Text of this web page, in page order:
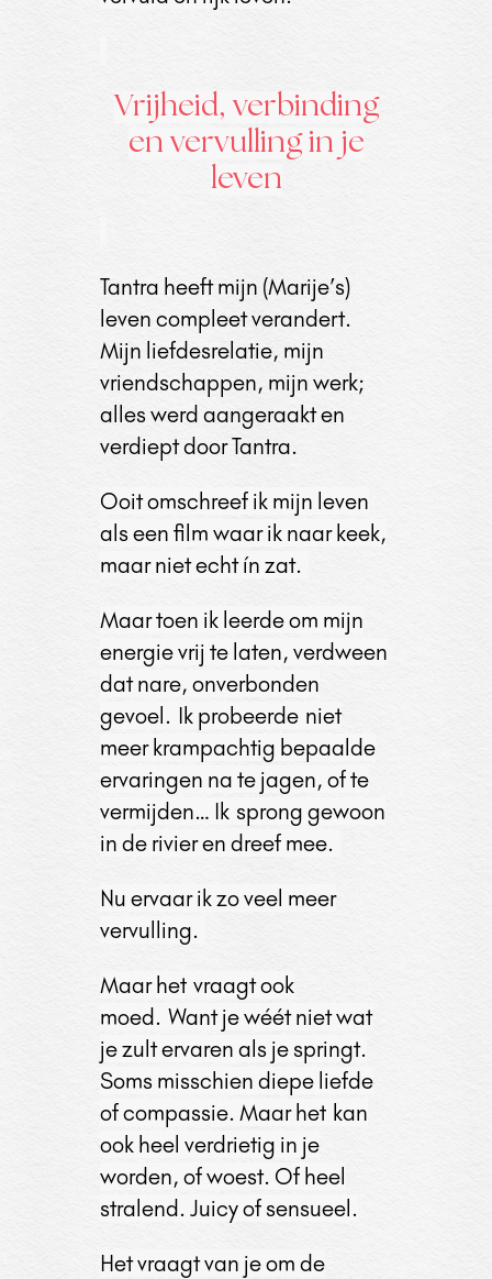
Vrijheid, verbinding
en vervulling in je
leven
Tantra heeft mijn (Marije’s)
leven compleet verandert.
Mijn liefdesrelatie, mijn
vriendschappen, mijn werk;
alles werd aangeraakt en
verdiept door Tantra.
Ooit omschreef ik mijn leven
als een film waar ik naar keek,
maar niet echt ín zat.
Maar toen ik leerde om mijn
energie vrij te laten, verdween
dat nare, onverbonden
gevoel. Ik probeerde niet
meer krampachtig bepaalde
ervaringen na te jagen, of te
vermijden… Ik sprong gewoon
in de rivier en dreef mee.
Nu ervaar ik zo veel meer
vervulling.
Maar het vraagt ook
moed. Want je wéét niet wat
je zult ervaren als je springt.
Soms misschien diepe liefde
of compassie. Maar het kan
ook heel verdrietig in je
worden, of woest. Of heel
stralend. Juicy of sensueel.
Het vraagt van je om de